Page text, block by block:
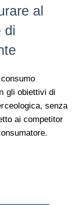
al
di
gli obiettivi di
senza
ai competitor